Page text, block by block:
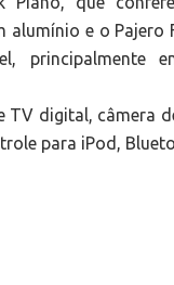
e o Pajero
principalmente
digital, câmera
para iPod,